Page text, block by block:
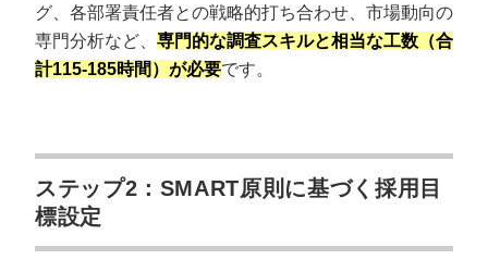
グ、各部署責任者との戦略的打ち合わせ、市場動向の
専門分析など、 専門的な調査スキルと相当な工数（合
計115-185時間）が必要です。
ステップ2：SMART原則に基づく採用目
標設定